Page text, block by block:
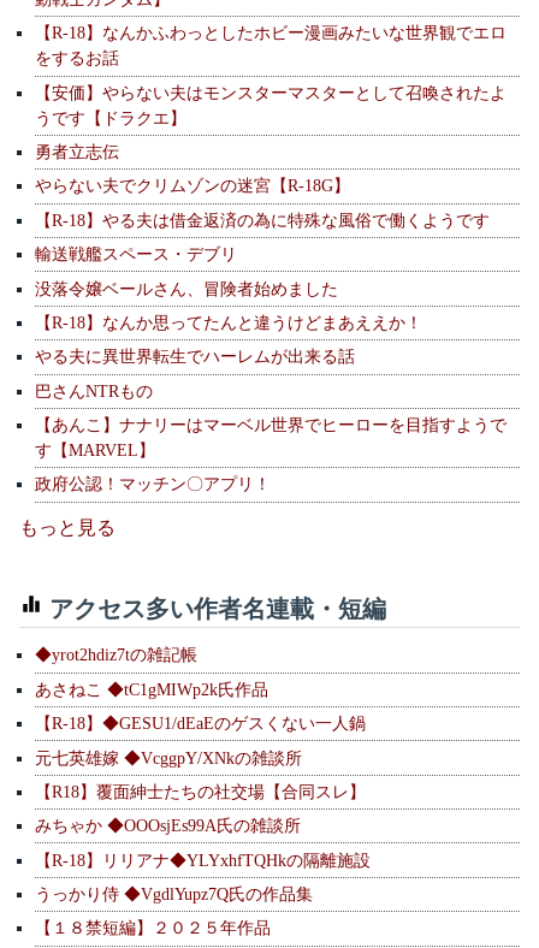
【R-18】なんかふわっとしたホビー漫画みたいな世界観でエロ
をするお話
【安価】やらない夫はモンスターマスターとして召喚されたよ
うです【ドラクエ】
勇者立志伝
やらない夫でクリムゾンの迷宮【R-18G】
【R-18】やる夫は借金返済の為に特殊な風俗で働くようです
輸送戦艦スペース・デブリ
没落令嬢ベールさん、冒険者始めました
【R-18】なんか思ってたんと違うけどまあええか！
やる夫に異世界転生でハーレムが出来る話
巴さんNTRもの
【あんこ】ナナリーはマーベル世界でヒーローを目指すようで
す【MARVEL】
政府公認！マッチン〇アプリ！
もっと見る
アクセス多い作者名連載・短編
◆yrot2hdiz7tの雑記帳
あさねこ ◆tC1gMIWp2k氏作品
【R-18】◆GESU1/dEaEのゲスくない一人鍋
元七英雄嫁 ◆VcggpY/XNkの雑談所
【R18】覆面紳士たちの社交場【合同スレ】
みちゃか ◆OOOsjEs99A氏の雑談所
【R-18】リリアナ◆YLYxhfTQHkの隔離施設
うっかり侍 ◆VgdlYupz7Q氏の作品集
【１８禁短編】２０２５年作品